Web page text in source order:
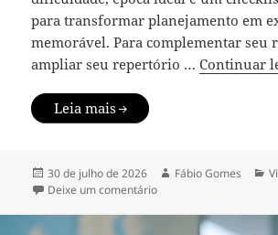
para transformar planejamento em
memorável. Para complementar seu
ampliar seu repertório …Continuar
Leia mais
Publicado
em
30 de julho de 2026 Autor
Fábio Gomes
Deixe um comentárioem Melhores trilhas